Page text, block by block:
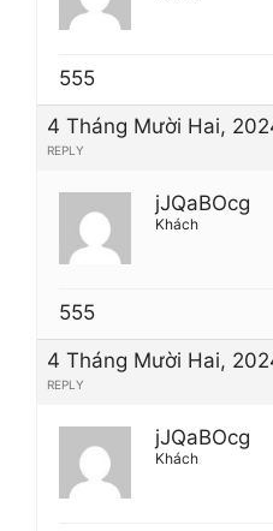
555
4 Tháng Mười Hai,
REPLY
jJQaBOcg
Khách
555
4 Tháng Mười Hai,
REPLY
jJQaBOcg
Khách